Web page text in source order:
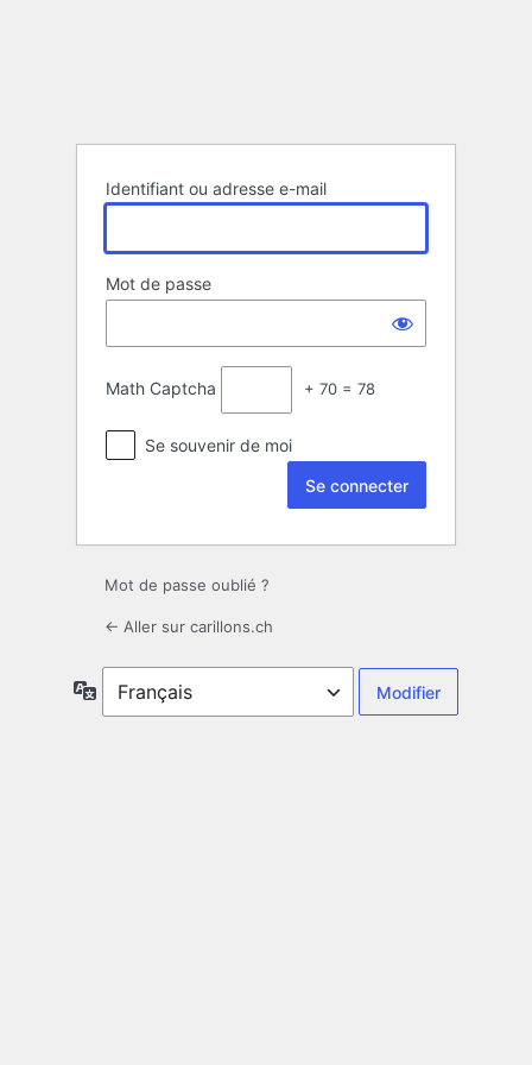
Identifiant ou adresse e-mail
Mot de passe
Math Captcha + 70 = 78
Se souvenir de moi
Mot de passe oublié ?
← Aller sur carillons.ch
Langue